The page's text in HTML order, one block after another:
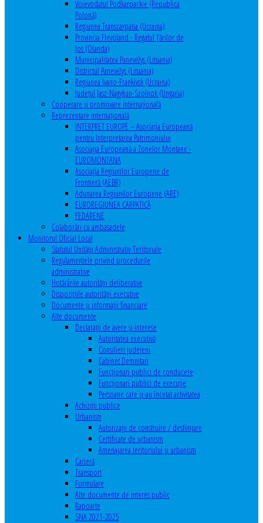
Voievodatul Podkarpackie (Republica
Polonă)
Regiunea Transcarpatia (Ucraina)
Provincia Flevoland - Regatul Ţărilor de
Jos (Olanda)
Municipalitatea Panevėžys (Lituania)
Districtul Panevėžys (Lituania)
Regiunea Ivano-Frankivsk (Ucraina)
Judeţul Jasz-Nagykun-Szolnok (Ungaria)
Cooperare şi promovare internaţională
Reprezentare internaţională
INTERPRET EUROPE – Asociația Europeană
pentru Interpretarea Patrimoniului
Asociația Europeană a Zonelor Montane -
EUROMONTANA
Asociația Regiunilor Europene de
Frontieră (AEBR)
Adunarea Regiunilor Europene (ARE)
EUROREGIUNEA CARPATICĂ
FEDARENE
Colaborări cu ambasadele
Monitorul Oficial Local
Statutul Unităţii Administrativ-Teritoriale
Regulamentele privind procedurile
administrative
Hotărârile autorităţii deliberative
Dispoziţiile autorităţii executive
Documente şi informaţii financiare
Alte documente
Declaraţii de avere şi interese
Autoritatea executivă
Consilieri judeţeni
Cabinet Demnitari
Funcţionari publici de conducere
Funcționari publici de execuție
Persoane care şi-au încetat activitatea
Achiziţii publice
Urbanism
Autorizații de construire / desființare
Certificate de urbanism
Amenajarea teritoriului şi urbanism
Carieră
Transport
Formulare
Alte documente de interes public
Rapoarte
SNA 2021-2025